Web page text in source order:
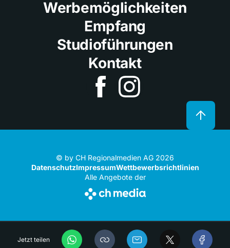
Jetzt teilen
Werbemöglichkeiten
Empfang
Studioführungen
Kontakt
© by CH Regionalmedien AG 2026
DatenschutzImpressumWettbewerbsrichtlinien
Alle Angebote der